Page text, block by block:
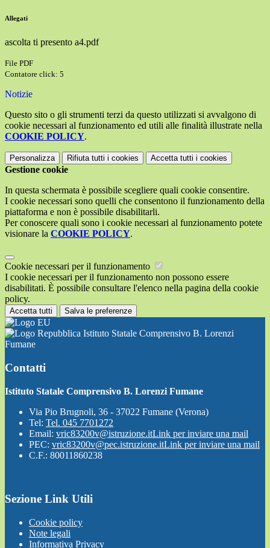
Allegati
ascolta ti presento a4.pdf
File PDF
Contatore click: 5
Notizie
Questo sito o gli strumenti terzi da questo utilizzati si avvalgono di
cookie necessari al funzionamento ed utili alle finalità illustrate nella
COOKIE POLICY.
Personalizza Rifiuta tutti i cookies Accetta tutti i cookies
Gestione cookie
In questa schermata è possibile scegliere quali cookie consentire.
I cookie necessari sono quelli che consentono il funzionamento della
piattaforma e non è possibile disabilitarli.
Per conoscere quali sono i cookie necessari al funzionamento potete
visionare la COOKIE POLICY.
Cookie necessari per il funzionamento
I cookie necessari per il funzionamento non possono essere
disabilitati. È possibile consultare l'elenco nella pagina della cookie
policy.
Accetta tutti Salva le preferenze
Istituto Statale Comprensivo B. Lorenzi
Fumane
Contatti
Istituto Statale Comprensivo B. Lorenzi Fumane
Via Pio Brugnoli, 36 - 37022 Fumane (Verona)
Tel: Tel. 045 7701272
Email: vric83200v@istruzione.itLink per inviare una mail
PEC: vric83200v@pec.istruzione.itLink per inviare una mail
C.F.: 80011860238
Sezione Link Utili
Cookie policy
Note legali
Informativa Privacy